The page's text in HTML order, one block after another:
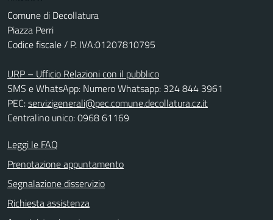
Comune di Decollatura
Piazza Perri
Codice fiscale / P. IVA:01207810795
URP – Ufficio Relazioni con il pubblico
SMS e WhatsApp: Numero Whatsapp: 324 844 3961
PEC:servizigenerali@pec.comune.decollatura.cz.it
Centralino unico: 0968 61169
Leggi le FAQ
Prenotazione appuntamento
Segnalazione disservizio
Richiesta assistenza